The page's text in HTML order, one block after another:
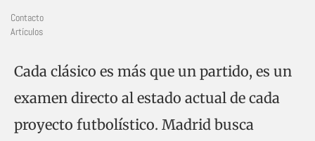
Contacto
Artículos
Cada clásico es más que un partido, es un
examen directo al estado actual de cada
proyecto futbolístico. Madrid busca